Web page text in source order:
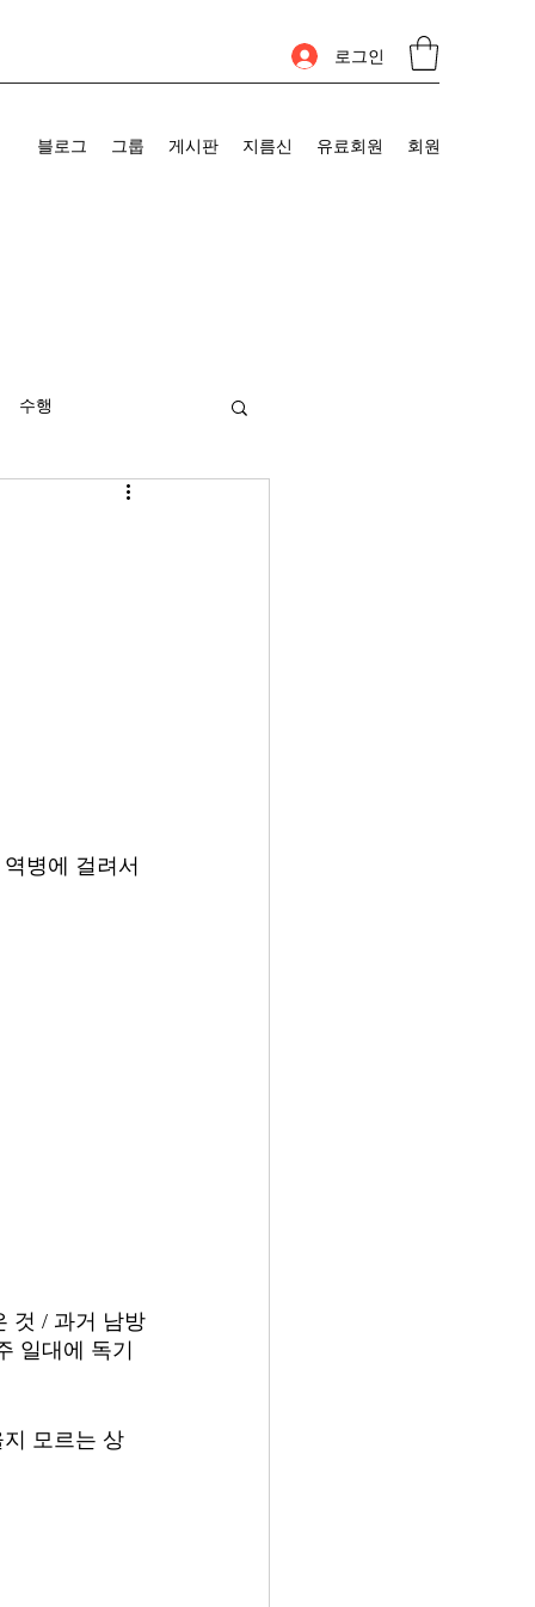
로그인
블로그 그룹 게시판 지름신 유료회원 회원
수행
병에 걸려서
것 / 과거 남방
일대에 독기
모르는 상